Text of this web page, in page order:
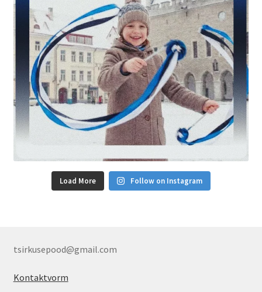
Load More Follow on Instagram
tsirkusepood@gmail.com
Kontaktvorm